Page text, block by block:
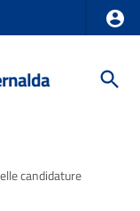
candidature